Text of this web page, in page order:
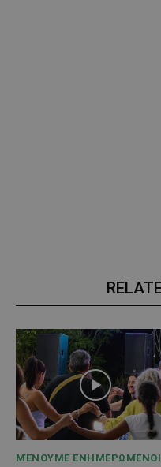
ΜΈΝΟΥΜΕ ΕΝΗΜΕΡΩΜΈΝΟΙ